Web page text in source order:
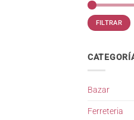
Precio
mínimo
Precio
máximo
FILTRAR
Bazar
Ferreteria